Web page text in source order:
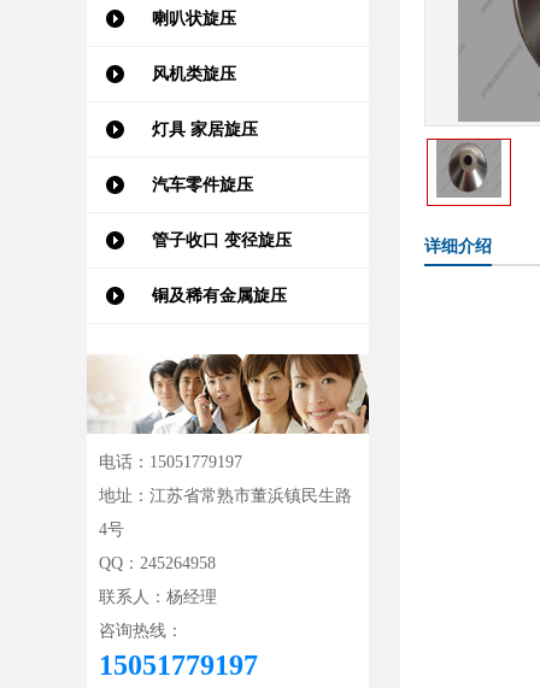
喇叭状旋压
风机类旋压
灯具 家居旋压
汽车零件旋压
管子收口 变径旋压
铜及稀有金属旋压
电话：15051779197
地址：江苏省常熟市董浜镇民生路
4号
QQ：245264958
联系人：杨经理
咨询热线：
15051779197
详细介绍